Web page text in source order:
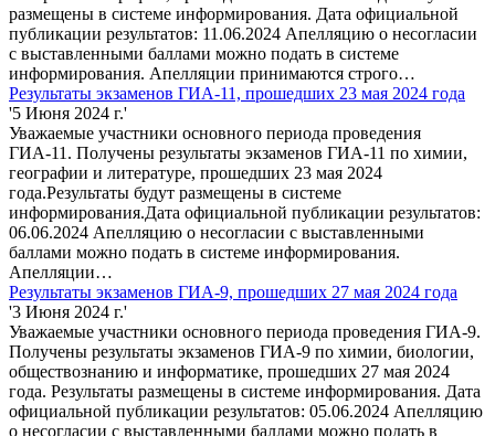
размещены в системе информирования. Дата официальной
публикации результатов: 11.06.2024 Апелляцию о несогласии
с выставленными баллами можно подать в системе
информирования. Апелляции принимаются строго…
Результаты экзаменов ГИА-11, прошедших 23 мая 2024 года
'5 Июня 2024 г.'
Уважаемые участники основного периода проведения
ГИА-11. Получены результаты экзаменов ГИА-11 по химии,
географии и литературе, прошедших 23 мая 2024
года.Результаты будут размещены в системе
информирования.Дата официальной публикации результатов:
06.06.2024 Апелляцию о несогласии с выставленными
баллами можно подать в системе информирования.
Апелляции…
Результаты экзаменов ГИА-9, прошедших 27 мая 2024 года
'3 Июня 2024 г.'
Уважаемые участники основного периода проведения ГИА-9.
Получены результаты экзаменов ГИА-9 по химии, биологии,
обществознанию и информатике, прошедших 27 мая 2024
года. Результаты размещены в системе информирования. Дата
официальной публикации результатов: 05.06.2024 Апелляцию
о несогласии с выставленными баллами можно подать в